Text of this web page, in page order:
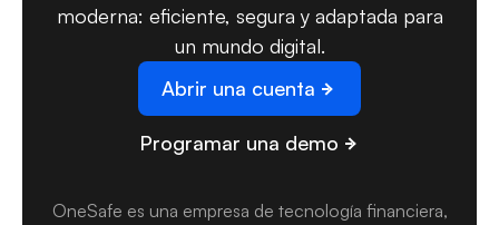
moderna: eficiente, segura y adaptada para
un mundo digital.
Abrir una cuenta
Programar una demo
OneSafe es una empresa de tecnología financiera,